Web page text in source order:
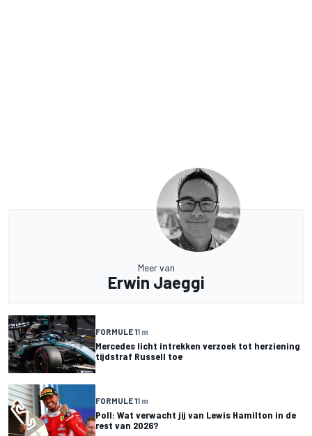
Meer van
Erwin Jaeggi
FORMULE 11 m
Mercedes licht intrekken verzoek tot herziening
tijdstraf Russell toe
FORMULE 11 m
Poll: Wat verwacht jij van Lewis Hamilton in de
rest van 2026?